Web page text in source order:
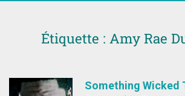
Étiquette : Amy Rae
Something Wicked